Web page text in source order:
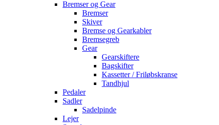
Bremser og Gear
Bremser
Skiver
Bremse og Gearkabler
Bremsegreb
Gear
Gearskiftere
Bagskifter
Kassetter / Friløbskranse
Tandhjul
Pedaler
Sadler
Sadelpinde
Lejer